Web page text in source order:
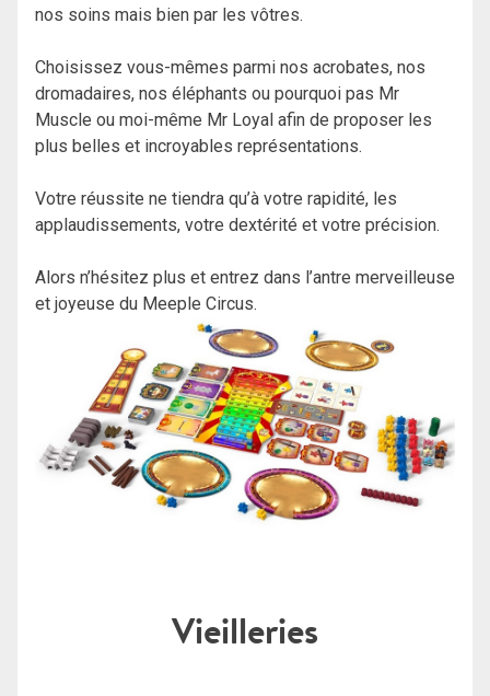
nos soins mais bien par les vôtres.
Choisissez vous-mêmes parmi nos acrobates, nos
dromadaires, nos éléphants ou pourquoi pas Mr
Muscle ou moi-même Mr Loyal afin de proposer les
plus belles et incroyables représentations.
Votre réussite ne tiendra qu’à votre rapidité, les
applaudissements, votre dextérité et votre précision.
Alors n’hésitez plus et entrez dans l’antre merveilleuse
et joyeuse du Meeple Circus.
Vieilleries